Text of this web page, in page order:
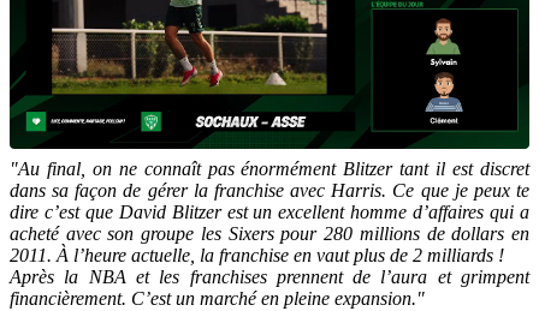
"Au final, on ne connaît pas énormément Blitzer tant il est discret
dans sa façon de gérer la franchise avec Harris. Ce que je peux te
dire c’est que David Blitzer est un excellent homme d’affaires qui a
acheté avec son groupe les Sixers pour 280 millions de dollars en
2011. À l’heure actuelle, la franchise en vaut plus de 2 milliards !
Après la NBA et les franchises prennent de l’aura et grimpent
financièrement. C’est un marché en pleine expansion."